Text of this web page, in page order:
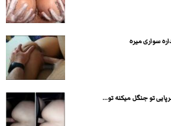
سواری میره
تو جنگل میکنه تو...